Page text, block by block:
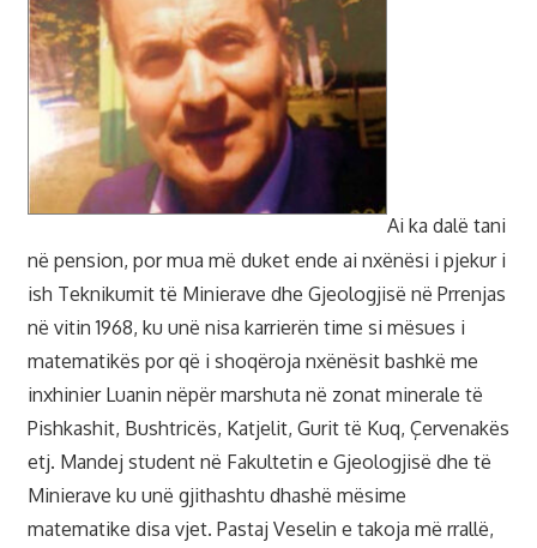
Ai ka dalë tani
në pension, por mua më duket ende ai nxënësi i pjekur i
ish Teknikumit të Minierave dhe Gjeologjisë në Prrenjas
në vitin 1968, ku unë nisa karrierën time si mësues i
matematikës por që i shoqëroja nxënësit bashkë me
inxhinier Luanin nëpër marshuta në zonat minerale të
Pishkashit, Bushtricës, Katjelit, Gurit të Kuq, Çervenakës
etj. Mandej student në Fakultetin e Gjeologjisë dhe të
Minierave ku unë gjithashtu dhashë mësime
matematike disa vjet. Pastaj Veselin e takoja më rrallë,